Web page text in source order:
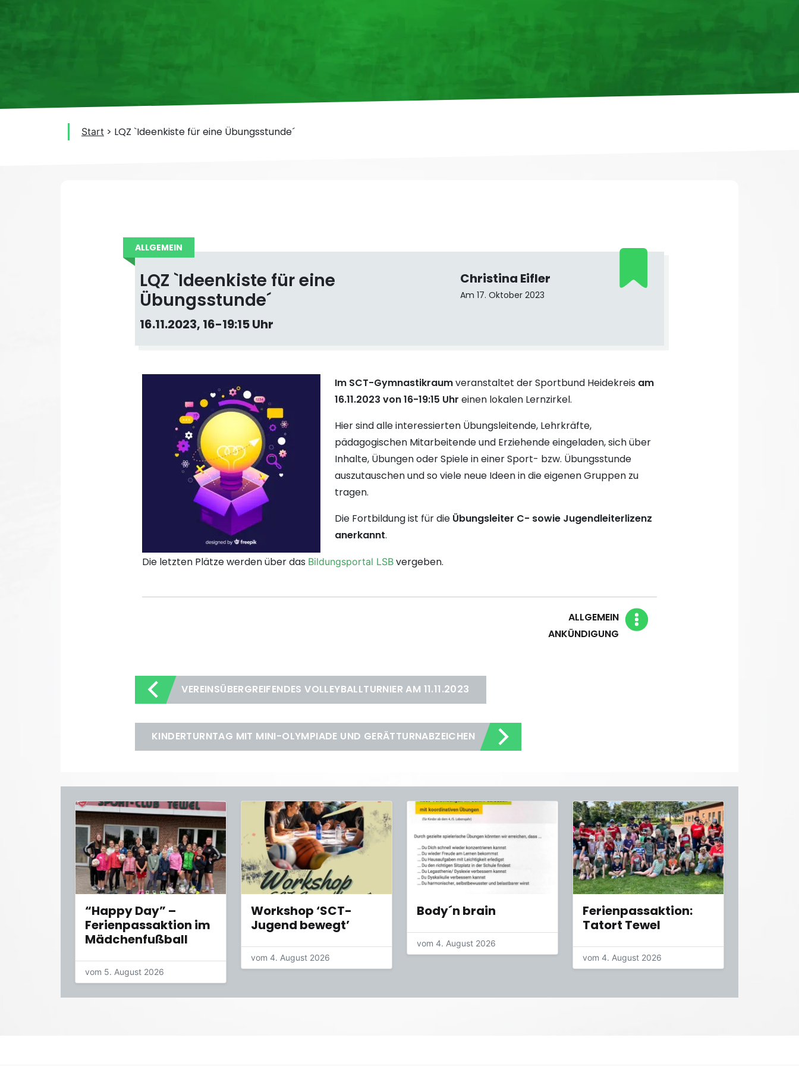
Start > LQZ `Ideenkiste für eine Übungsstunde´
ALLGEMEIN
LQZ `Ideenkiste für eine
Übungsstunde´
16.11.2023, 16-19:15 Uhr
Christina Eifler
Am 17. Oktober 2023
Im SCT-Gymnastikraumveranstaltet der Sportbund Heidekreis am
16.11.2023 von 16-19:15 Uhr einen lokalen Lernzirkel.
Hier sind alle interessierten Übungsleitende, Lehrkräfte,
pädagogischen Mitarbeitende und Erziehende eingeladen, sich über
Inhalte, Übungen oder Spiele in einer Sport- bzw. Übungsstunde
auszutauschen und so viele neue Ideen in die eigenen Gruppen zu
tragen.
Die Fortbildung ist für die Übungsleiter C- sowie Jugendleiterlizenz
anerkannt.
Die letzten Plätze werden über das Bildungsportal LSB vergeben.
ALLGEMEIN
ANKÜNDIGUNG
VEREINSÜBERGREIFENDES VOLLEYBALLTURNIER AM 11.11.2023
KINDERTURNTAG MIT MINI-OLYMPIADE UND GERÄTTURNABZEICHEN
“Happy Day” –
Ferienpassaktion im
Mädchenfußball
vom 5. August 2026
Workshop ‘SCT-
Jugend bewegt’
vom 4. August 2026
Body´n brain
vom 4. August 2026
Ferienpassaktion:
Tatort Tewel
vom 4. August 2026